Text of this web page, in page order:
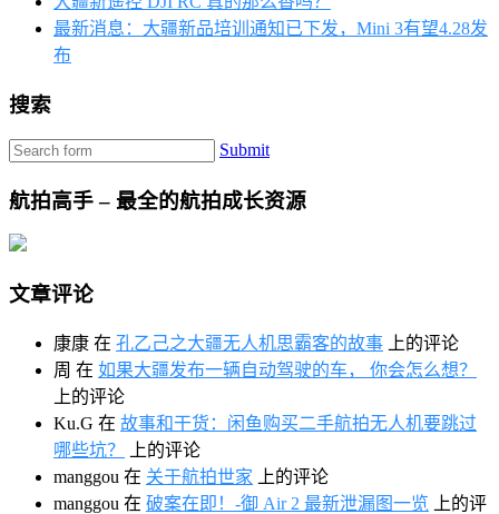
最新消息：大疆新品培训通知已下发，Mini 3有望4.28发
布
搜索
Submit
航拍高手 – 最全的航拍成长资源
文章评论
康康 在 孔乙己之大疆无人机思霸客的故事 上的评论
周 在 如果大疆发布一辆自动驾驶的车， 你会怎么想？
上的评论
Ku.G 在 故事和干货：闲鱼购买二手航拍无人机要跳过
哪些坑？
上的评论
manggou 在 关于航拍世家 上的评论
manggou 在 破案在即！-御 Air 2 最新泄漏图一览 上的评